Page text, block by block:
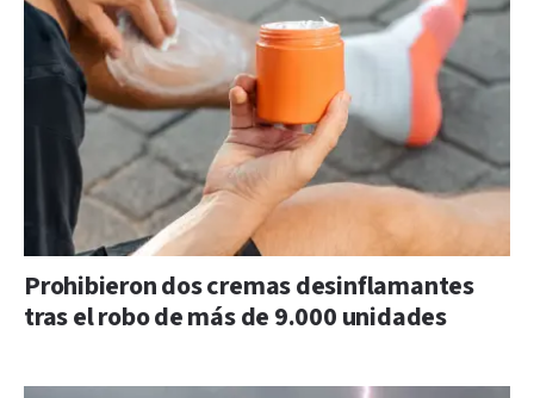
Prohibieron dos cremas desinflamantes
tras el robo de más de 9.000 unidades